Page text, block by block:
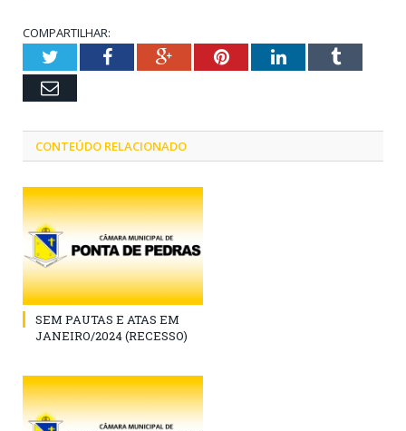
COMPARTILHAR:
TwitterFacebookGoogle+PinterestLinkedInTumblr
Email
CONTEÚDO RELACIONADO
SEM PAUTAS E ATAS EM
JANEIRO/2024 (RECESSO)